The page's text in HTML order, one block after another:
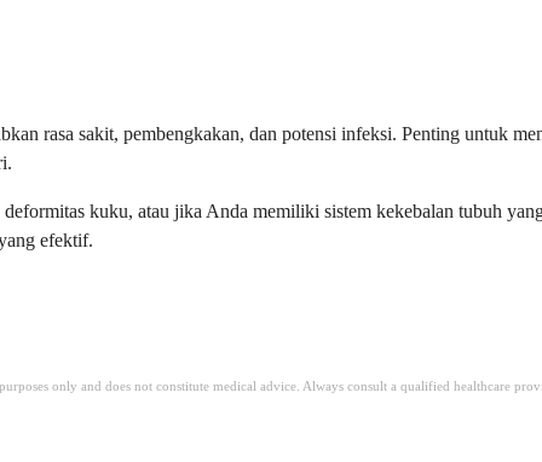
rasa sakit, pembengkakan, dan potensi infeksi. Penting untuk
kuku, atau jika Anda memiliki sistem kekebalan tubuh
efektif.
only and does not constitute medical advice. Always consult a qualified healthcare